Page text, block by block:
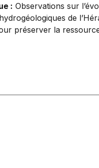
: Observations sur
de
préserver la